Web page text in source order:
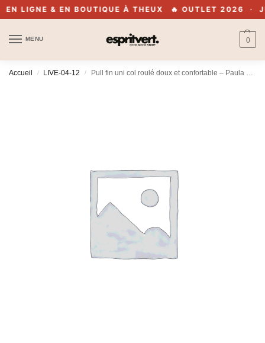
& EN BOUTIQUE À THEUX 🔥 OUTLET 2026 ·
MENU 0
Accueil / LIVE-04-12 / Pull fin uni col roulé doux et confortable – Paula – Kaki